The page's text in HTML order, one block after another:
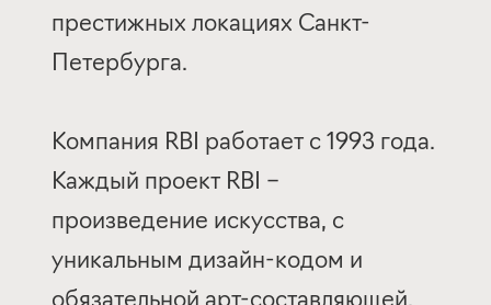
престижных локациях Санкт-
Петербурга.
Компания RBI работает с 1993 года.
Каждый проект RBI –
произведение искусства, с
уникальным дизайн-кодом и